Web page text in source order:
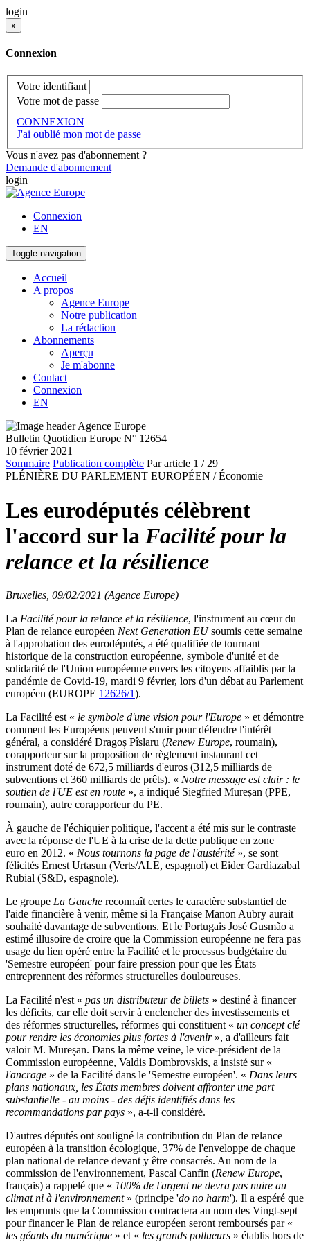
login
x
Connexion
Votre identifiant
Votre mot de passe
CONNEXION
J'ai oublié mon mot de passe
Vous n'avez pas d'abonnement ?
Demande d'abonnement
login
Connexion
EN
Toggle navigation
Accueil
A propos
Agence Europe
Notre publication
La rédaction
Abonnements
Aperçu
Je m'abonne
Contact
Connexion
EN
Bulletin Quotidien Europe N° 12654
10 février 2021
Sommaire Publication complète Par article 1 / 29
PLÉNIÈRE DU PARLEMENT EUROPÉEN / Économie
Les eurodéputés célèbrent
l'accord sur la Facilité pour la
relance et la résilience
Bruxelles, 09/02/2021 (Agence Europe)
La Facilité pour la relance et la résilience, l'instrument au cœur du
Plan de relance européen Next Generation EUsoumis cette semaine
à l'approbation des eurodéputés, a été qualifiée de tournant
historique de la construction européenne, symbole d'unité et de
solidarité de l'Union européenne envers les citoyens affaiblis par la
pandémie de Covid-19, mardi 9 février, lors d'un débat au Parlement
européen (EUROPE 12626/1).
La Facilité est « le symbole d'une vision pour l'Europe » et démontre
comment les Européens peuvent s'unir pour défendre l'intérêt
général, a considéré Dragoș Pîslaru (Renew Europe, roumain),
corapporteur sur la proposition de règlement instaurant cet
instrument doté de 672,5 milliards d'euros (312,5 milliards de
subventions et 360 milliards de prêts). « Notre message est clair : le
soutien de l'UE est en route », a indiqué Siegfried Mureșan (PPE,
roumain), autre corapporteur du PE.
À gauche de l'échiquier politique, l'accent a été mis sur le contraste
avec la réponse de l'UE à la crise de la dette publique en zone
euro en 2012. « Nous tournons la page de l'austérité », se sont
félicités Ernest Urtasun (Verts/ALE, espagnol) et Eider Gardiazabal
Rubial (S&D, espagnole).
Le groupe La Gauche reconnaît certes le caractère substantiel de
l'aide financière à venir, même si la Française Manon Aubry aurait
souhaité davantage de subventions. Et le Portugais José Gusmão a
estimé illusoire de croire que la Commission européenne ne fera pas
usage du lien opéré entre la Facilité et le processus budgétaire du
'Semestre européen' pour faire pression pour que les États
entreprennent des réformes structurelles douloureuses.
La Facilité n'est « pas un distributeur de billets » destiné à financer
les déficits, car elle doit servir à enclencher des investissements et
des réformes structurelles, réformes qui constituent « un concept clé
pour rendre les économies plus fortes à l'avenir », a d'ailleurs fait
valoir M. Mureșan. Dans la même veine, le vice-président de la
Commission européenne, Valdis Dombrovskis, a insisté sur «
l'ancrage » de la Facilité dans le 'Semestre européen'. « Dans leurs
plans nationaux, les États membres doivent affronter une part
substantielle - au moins - des défis identifiés dans les
recommandations par pays », a-t-il considéré.
D'autres députés ont souligné la contribution du Plan de relance
européen à la transition écologique, 37% de l'enveloppe de chaque
plan national de relance devant y être consacrés. Au nom de la
commission de l'environnement, Pascal Canfin (Renew Europe,
français) a rappelé que « 100% de l'argent ne devra pas nuire au
climat ni à l'environnement » (principe 'do no harm'). Il a espéré que
les emprunts que la Commission contractera au nom des Vingt-sept
pour financer le Plan de relance européen seront remboursés par «
les géants du numérique » et « les grands pollueurs » établis hors de